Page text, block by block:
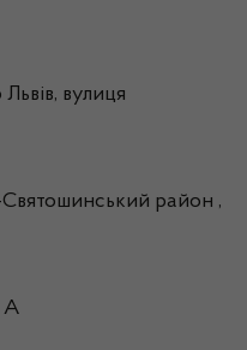
вулиця
Святошинський район ,
А